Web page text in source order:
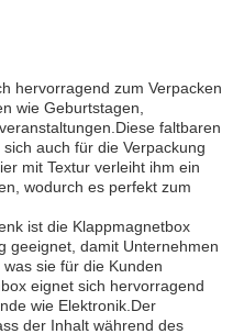
hervorragend zum Verpacken
wie Geburtstagen,
faltbaren
auch für die Verpackung
mit Textur verleiht ihm ein
wodurch es perfekt zum
ist die Klappmagnetbox
geeignet, damit Unternehmen
sie für die Kunden
eignet sich hervorragend
wie Elektronik.Der
der Inhalt während des